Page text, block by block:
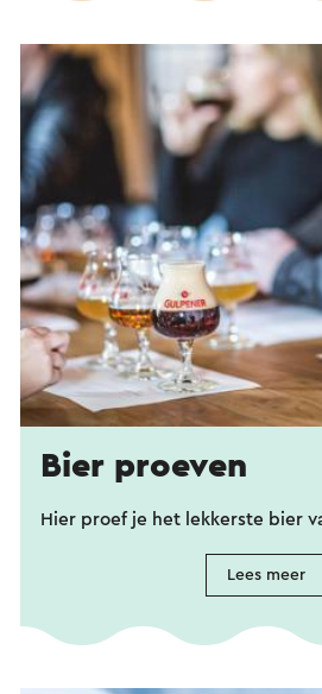
Bier proeven
Hier proef je het lekkerste bier
Lees meer